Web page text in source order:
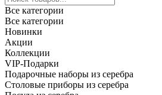
Все категории
Все категории
Новинки
Акции
Коллекции
VIP-Подарки
Подарочные наборы из серебра
Столовые приборы из серебра